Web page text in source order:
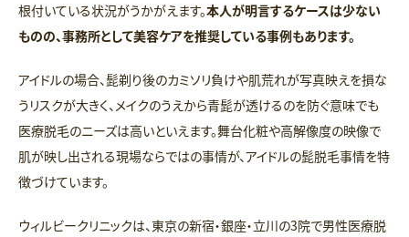
根付いている状況がうかがえます。本人が明言するケースは少ない
ものの、事務所として美容ケアを推奨している事例もあります。
アイドルの場合、髭剃り後のカミソリ負けや肌荒れが写真映えを損な
うリスクが大きく、メイクのうえから青髭が透けるのを防ぐ意味でも
医療脱毛のニーズは高いといえます。舞台化粧や高解像度の映像で
肌が映し出される現場ならではの事情が、アイドルの髭脱毛事情を特
徴づけています。
ウィルビークリニックは、東京の新宿・銀座・立川の3院で男性医療脱